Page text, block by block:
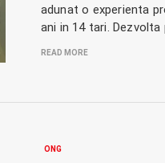
adunat o experienta
ani in 14 tari.
READ MORE
ONG